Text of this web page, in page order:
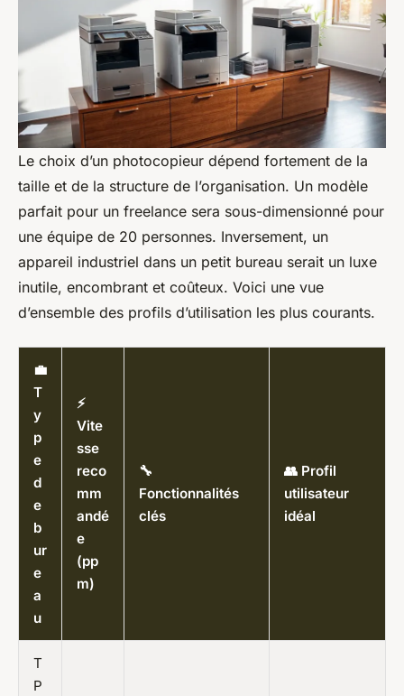
Le choix d’un photocopieur dépend fortement de la
taille et de la structure de l’organisation. Un modèle
parfait pour un freelance sera sous-dimensionné pour
une équipe de 20 personnes. Inversement, un
appareil industriel dans un petit bureau serait un luxe
inutile, encombrant et coûteux. Voici une vue
d’ensemble des profils d’utilisation les plus courants.
💼
T
y
p
e
d
e
b
ur
e
a
u
⚡
Vite
sse
reco
mm
andé
e
(pp
m)
🔧
Fonctionnalités
clés
👥 Profil
utilisateur
idéal
T
P